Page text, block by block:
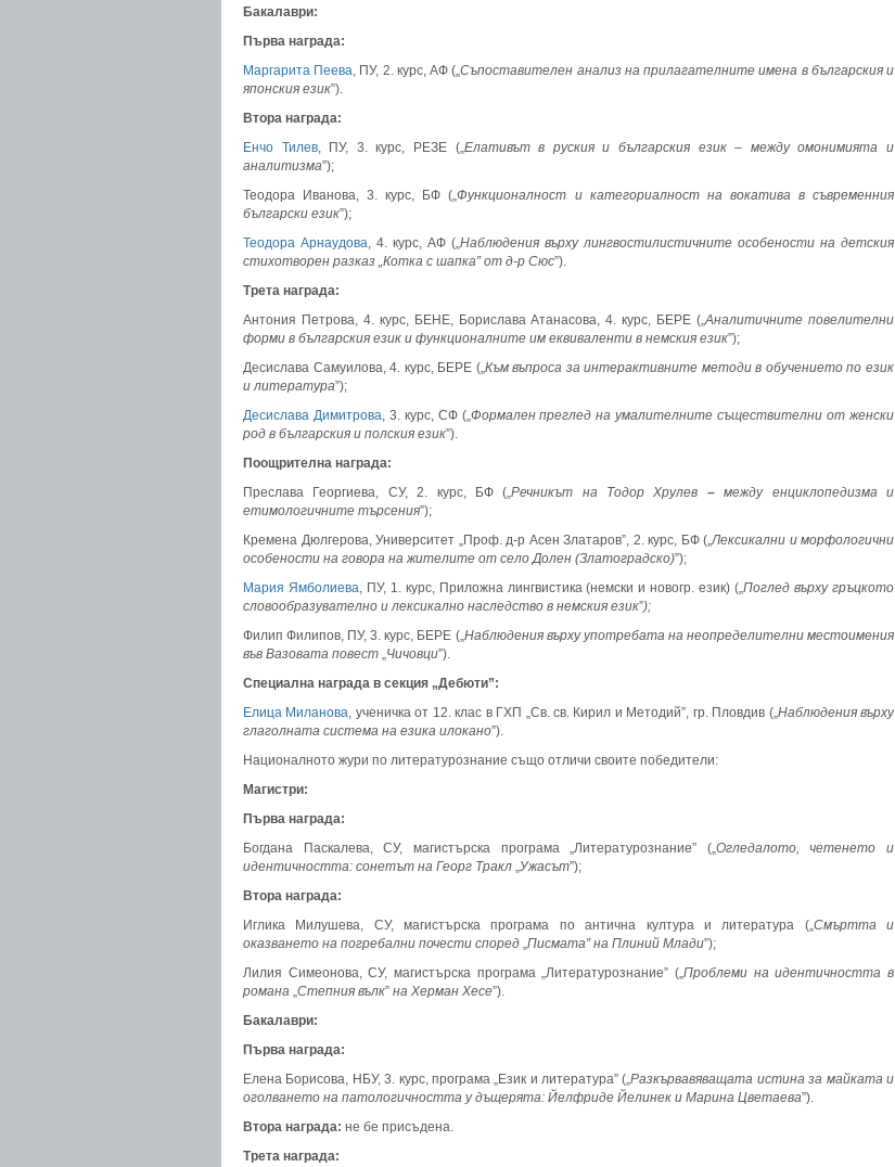
Бакалаври:
Първа награда:
Маргарита Пеева, ПУ, 2. курс, АФ („Съпоставителен анализ на прилагателните имена в българския и
японския език”).
Втора награда:
Енчо Тилев, ПУ, 3. курс, РЕЗЕ („Елативът в руския и българския език– между омонимията и
аналитизма”);
Теодора Иванова, 3. курс, БФ („Функционалност и категориалност на вокатива в съвременния
български език”);
Теодора Арнаудова, 4. курс, АФ („Наблюдения върху лингвостилистичните особености на детския
стихотворен разказ „Котка с шапка” от д-р Сюс”).
Трета награда:
Антония Петрова, 4. курс, БЕНЕ, Борислава Атанасова, 4. курс, БЕРЕ („Аналитичните повелителни
форми в българския език и функционалните им еквиваленти в немския език”);
Десислава Самуилова, 4. курс, БЕРЕ („Към въпроса за интерактивните методи в обучението по език
и литература”);
Десислава Димитрова, 3. курс, СФ („Формален преглед на умалителните съществителни от женски
род в българския и полския език”).
Поощрителна награда:
Преслава Георгиева, СУ, 2. курс, БФ („Речникът на Тодор Хрулев –между енциклопедизма и
етимологичните търсения”);
Кремена Дюлгерова, Университет „Проф. д-р Асен Златаров”, 2. курс, БФ („Лексикални и морфологични
особености на говора на жителите от село Долен (Златоградско)”);
Мария Ямболиева, ПУ, 1. курс, Приложна лингвистика (немски и новогр. език) („Поглед върху гръцкото
словообразувателно и лексикално наследство в немския език”);
Филип Филипов, ПУ, 3. курс, БЕРЕ („Наблюдения върху употребата на неопределителни местоимения
във Вазовата повест „Чичовци”).
Специална награда в секция „Дебюти”:
Елица Миланова, ученичка от 12. клас в ГХП „Св. св. Кирил и Методий”, гр. Пловдив („Наблюдения върху
глаголната система на езика илокано”).
Националното жури по литературознание също отличи своите победители:
Магистри:
Първа награда:
Богдана Паскалева, СУ, магистърска програма „Литературознание” („Огледалото, четенето и
идентичността: сонетът на Георг Тракл „Ужасът”);
Втора награда:
Иглика Милушева, СУ, магистърска програма по антична култура и литература („Смъртта и
оказването на погребални почести според „Писмата” на Плиний Млади”);
Лилия Симеонова, СУ, магистърска програма „Литературознание” („Проблеми на идентичността в
романа „Степния вълк” на Херман Хесе”).
Бакалаври:
Първа награда:
Елена Борисова, НБУ, 3. курс, програма „Език и литература” („Разкървавяващата истина за майката и
оголването на патологичността у дъщерята: Йелфриде Йелинек и Марина Цветаева”).
Втора награда: не бе присъдена.
Трета награда: